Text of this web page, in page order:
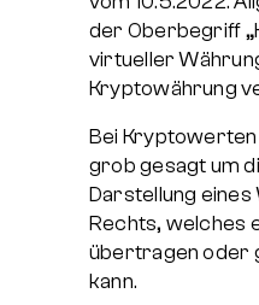
der Oberbegriff
virtueller
Kryptowährung
Bei Kryptowerten
grob gesagt um
Darstellung
Rechts, welches
übertragen oder
kann.